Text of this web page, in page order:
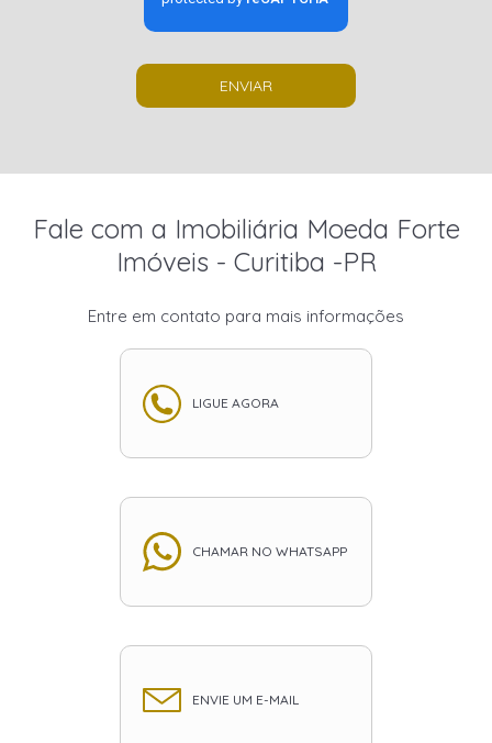
ENVIAR
Fale com a Imobiliária Moeda Forte
Imóveis - Curitiba -PR
Entre em contato para mais informações
LIGUE AGORA
CHAMAR NO WHATSAPP
ENVIE UM E-MAIL